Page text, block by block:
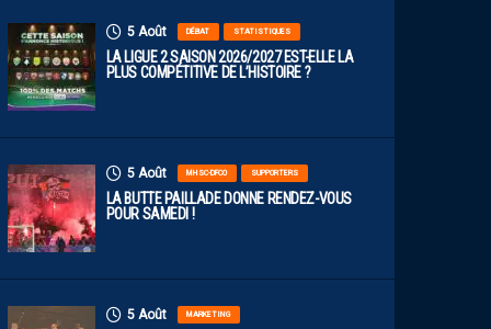
5 Août DÉBAT STATISTIQUES
LA LIGUE 2 SAISON 2026/2027 EST-ELLE LA
PLUS COMPÉTITIVE DE L’HISTOIRE ?
5 Août MHSC-DFCO SUPPORTERS
LA BUTTE PAILLADE DONNE RENDEZ-VOUS
POUR SAMEDI !
5 Août MARKETING